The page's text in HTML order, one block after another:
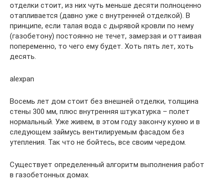
отделки стоит, из них чуть меньше десяти полноценно
отапливается (давно уже с внутренней отделкой). В
принципе, если талая вода с дырявой кровли по нему
(газобетону) постоянно не течет, замерзая и оттаивая
попеременно, то чего ему будет. Хоть пять лет, хоть
десять.
alexpan
Восемь лет дом стоит без внешней отделки, толщина
стены 300 мм, плюс внутренняя штукатурка – полет
нормальный. Уже живем, в этом году закончу кухню и в
следующем займусь вентилируемым фасадом без
утепления. Так что не бойтесь, все своим чередом.
Существует определенный алгоритм выполнения работ
в газобетонных домах.